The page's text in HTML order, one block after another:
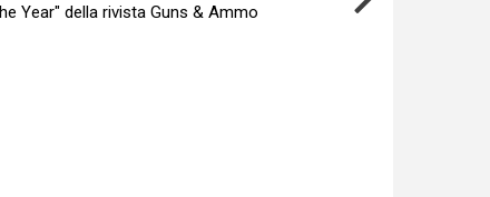
Year" della rivista Guns & Ammo